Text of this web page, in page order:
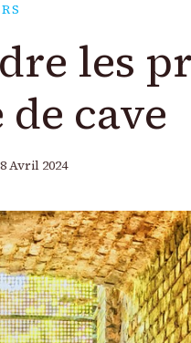
les
cave
Avril 2024